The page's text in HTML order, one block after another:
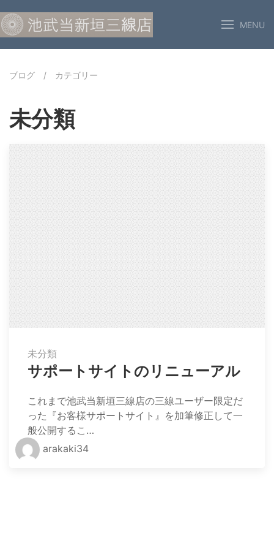
MENU
ブログ / カテゴリー
未分類
未分類
サポートサイトのリニューアル
これまで池武当新垣三線店の三線ユーザー限定だ
った『お客様サポートサイト』を加筆修正して一
般公開するこ…
arakaki34